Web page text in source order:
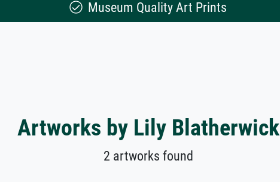
Museum Quality Art Prints
Artworks by Lily Blatherwick
2 artworks found